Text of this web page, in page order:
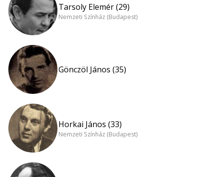
Tarsoly Elemér (29)
Nemzeti Színház (Budapest)
Gönczöl János (35)
Horkai János (33)
Nemzeti Színház (Budapest)